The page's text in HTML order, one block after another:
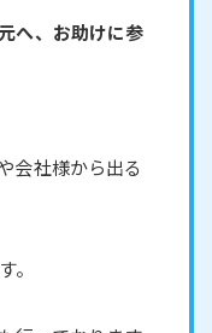
へ、お助けに参
会社様から出る
。